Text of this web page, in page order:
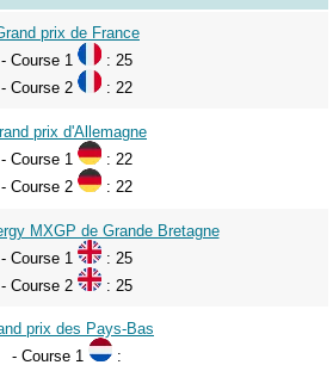
prix de France
- Course 1
: 25
- Course 2
: 22
prix d'Allemagne
- Course 1
: 22
- Course 2
: 22
MXGP de Grande Bretagne
- Course 1
: 25
- Course 2
: 25
prix des Pays-Bas
- Course 1
: